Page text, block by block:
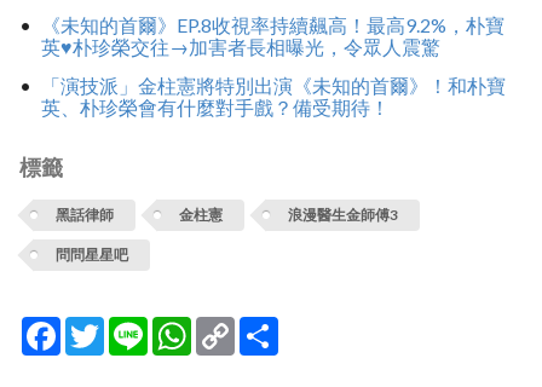
《未知的首爾》EP.8收視率持續飆高！最高9.2%，朴寶
英♥朴珍榮交往→加害者長相曝光，令眾人震驚
「演技派」金柱憲將特別出演《未知的首爾》！和朴寶
英、朴珍榮會有什麼對手戲？備受期待！
標籤
黑話律師 金柱憲 浪漫醫生金師傅3
問問星星吧
Facebook
TwitterLine WhatsApp
Copy
Link